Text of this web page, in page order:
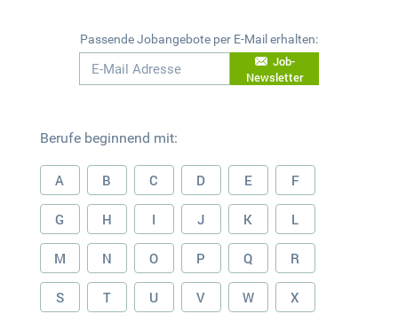
Passende Jobangebote per E-Mail erhalten:
Job-
Newsletter
Berufe beginnend mit:
A B C D E F
G H I J K L
M N O P Q R
S T U V W X